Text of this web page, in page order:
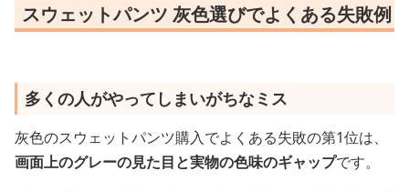
スウェットパンツ 灰色選びでよくある失敗例
多くの人がやってしまいがちなミス
灰色のスウェットパンツ購入でよくある失敗の第1位は、
画面上のグレーの見た目と実物の色味のギャップです。